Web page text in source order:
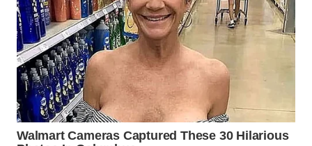
LESUNG
WN
KARO
WN
SIMALUNGUN